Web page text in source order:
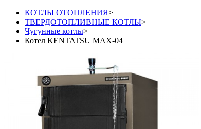
КОТЛЫ ОТОПЛЕНИЯ>
ТВЕРДОТОПЛИВНЫЕ КОТЛЫ>
Чугунные котлы>
Котел KENTATSU MAX-04